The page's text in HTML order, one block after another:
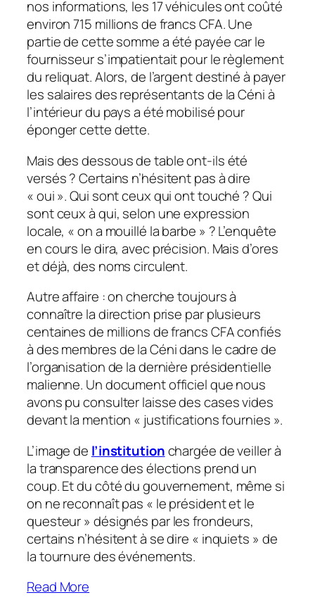
nos informations, les 17 véhicules ont coûté
environ 715 millions de francs CFA. Une
partie de cette somme a été payée car le
fournisseur s’impatientait pour le règlement
du reliquat. Alors, de l’argent destiné à payer
les salaires des représentants de la Céni à
l’intérieur du pays a été mobilisé pour
éponger cette dette.
Mais des dessous de table ont-ils été
versés ? Certains n’hésitent pas à dire
« oui ». Qui sont ceux qui ont touché ? Qui
sont ceux à qui, selon une expression
locale, « on a mouillé la barbe » ? L’enquête
en cours le dira, avec précision. Mais d’ores
et déjà, des noms circulent.
Autre affaire : on cherche toujours à
connaître la direction prise par plusieurs
centaines de millions de francs CFA confiés
à des membres de la Céni dans le cadre de
l’organisation de la dernière présidentielle
malienne. Un document officiel que nous
avons pu consulter laisse des cases vides
devant la mention « justifications fournies ».
L’image de l’institutionchargée de veiller à
la transparence des élections prend un
coup. Et du côté du gouvernement, même si
on ne reconnaît pas « le président et le
questeur » désignés par les frondeurs,
certains n’hésitent à se dire « inquiets » de
la tournure des événements.
Read More